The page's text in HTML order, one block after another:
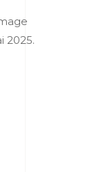
2025.